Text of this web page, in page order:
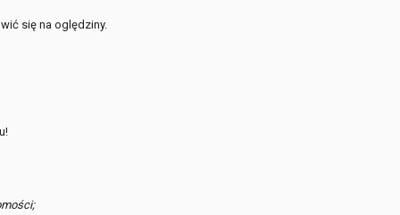
się na oględziny.